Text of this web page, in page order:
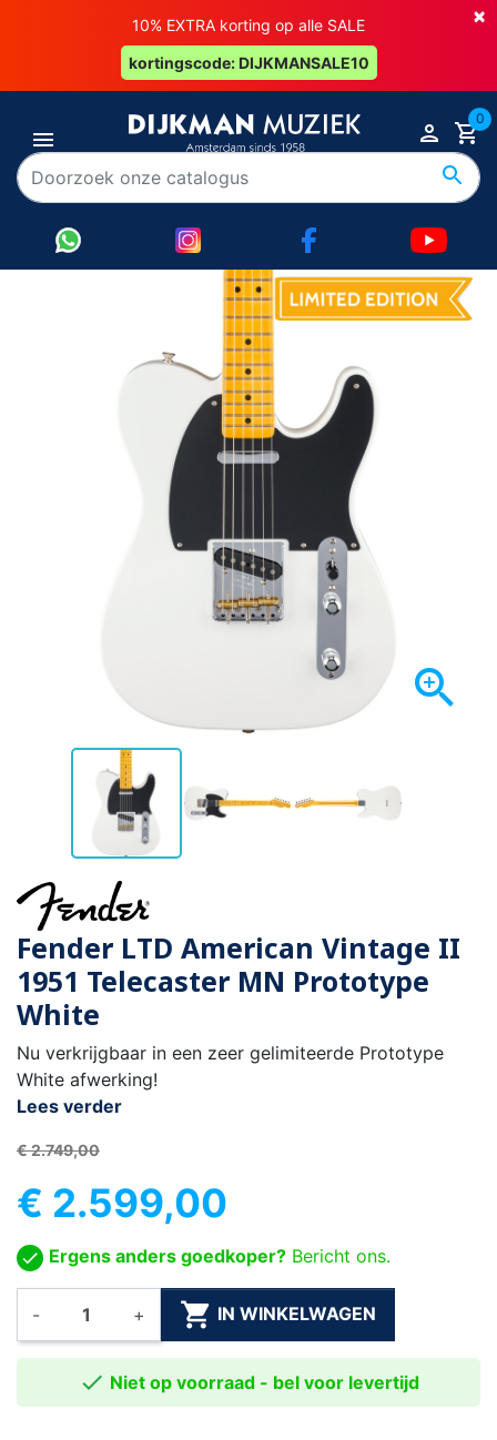
×
10% EXTRA korting op alle SALE
kortingscode: DIJKMANSALE10
0

Fender LTD American Vintage II
1951 Telecaster MN Prototype
White
Nu verkrijgbaar in een zeer gelimiteerde Prototype
White afwerking!
Lees verder
€ 2.749,00
€ 2.599,00
Ergens anders goedkoper? Bericht ons.
- +  IN WINKELWAGEN
 Niet op voorraad - bel voor levertijd